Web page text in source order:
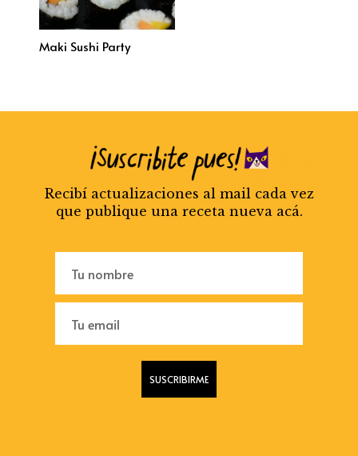
Maki Sushi Party
Recibí actualizaciones al mail cada vez
que publique una receta nueva acá.